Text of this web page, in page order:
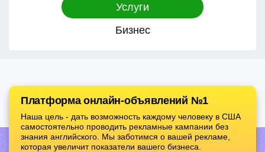
Услуги
Бизнес
Платформа онлайн-объявлений №1
Наша цель - дать возможность каждому человеку в США
самостоятельно проводить рекламные кампании без
знания английского. Мы заботимся о вашей рекламе,
которая увеличит показатели вашего бизнеса.